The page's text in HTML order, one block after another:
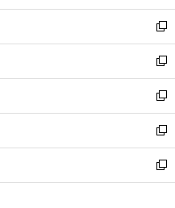
開
く
ウ
で
開
く
ン
ド
ウ
で
開
く
ウ
ィ
ン
ド
ウ
で
開
く
新
し
い
ウ
ィ
ン
ド
ウ
で
開
新
し
い
ウ
ィ
ン
ド
ウ
新
し
い
ウ
ィ
ン
新
し
い
ウ
新
し